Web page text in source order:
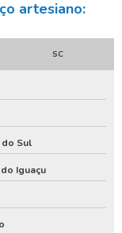
artesiano:
SC
Sul
Iguaçu